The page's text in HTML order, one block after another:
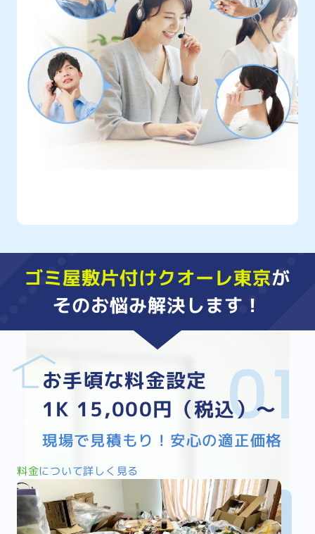
ゴミ屋敷片付けクオーレ東京が
そのお悩み解決します！
お手頃な料金設定
1K 15,000円（税込）～
現場で見積もり！安心の適正価格
料金について詳しく見る